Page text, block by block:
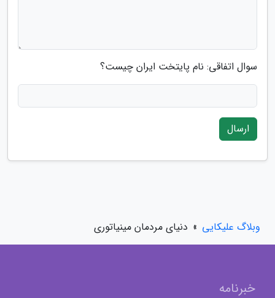
سوال اتفاقی: نام پایتخت ایران چیست؟
ارسال
وبلاگ علیکایی » دنیای مردمان مینیاتوری
خبرنامه